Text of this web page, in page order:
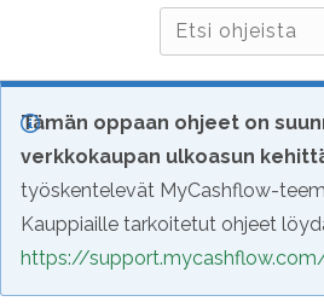
Tämän oppaan ohjeet on
verkkokaupan ulkoasun
työskentelevät MyCashflow-
Kauppiaille tarkoitetut ohjeet
https://